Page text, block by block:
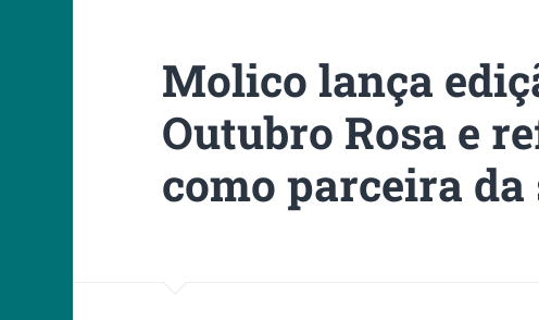
Molico lança
Outubro Rosa e
como parceira